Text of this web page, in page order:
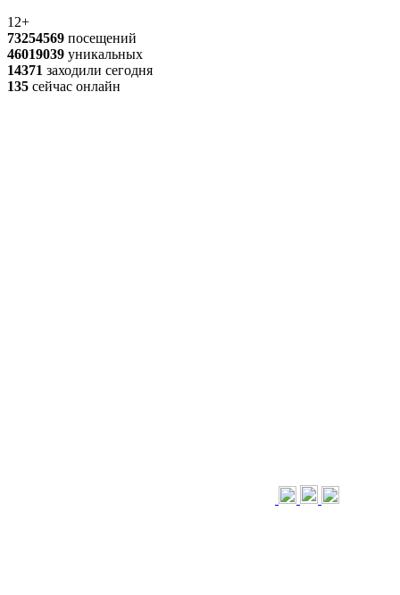
12+
73254569 посещений
46019039 уникальных
14371 заходили сегодня
135 сейчас онлайн